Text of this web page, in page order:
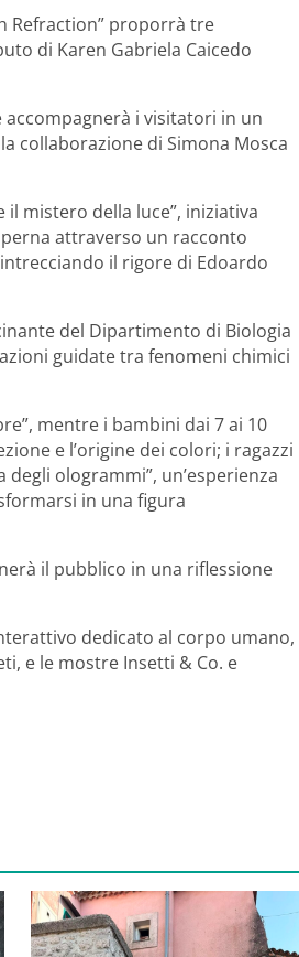
Refraction” proporrà tre
di Karen Gabriela Caicedo
accompagnerà i visitatori in un
collaborazione di Simona Mosca
mistero della luce”, iniziativa
attraverso un racconto
il rigore di Edoardo
del Dipartimento di Biologia
guidate tra fenomeni chimici
mentre i bambini dai 7 ai 10
e l’origine dei colori; i ragazzi
ologrammi”, un’esperienza
in una figura
il pubblico in una riflessione
dedicato al corpo umano,
e le mostre Insetti & Co. e